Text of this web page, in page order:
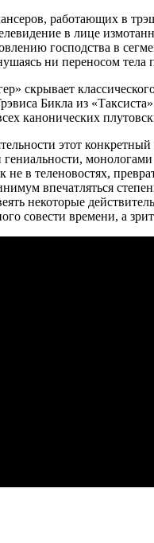
работающих в
в лице
господства в
ни переносом
скрывает
Бикла из
канонических
этот
не в теленовостях,
впечатляться
некоторые
совести времени, а